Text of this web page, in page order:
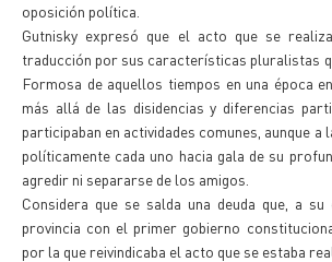
oposición política.
Gutnisky expresó que el acto que se
traducción por sus características pluralistas
Formosa de aquellos tiempos en una época
más allá de las disidencias y diferencias
participaban en actividades comunes, aunque a
políticamente cada uno hacia gala de su
agredir ni separarse de los amigos.
Considera que se salda una deuda que, a
provincia con el primer gobierno
por la que reivindicaba el acto que se estaba